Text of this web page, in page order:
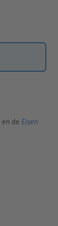
en de Eisen